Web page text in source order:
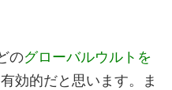
のグローバルウルトを
効的だと思います。ま